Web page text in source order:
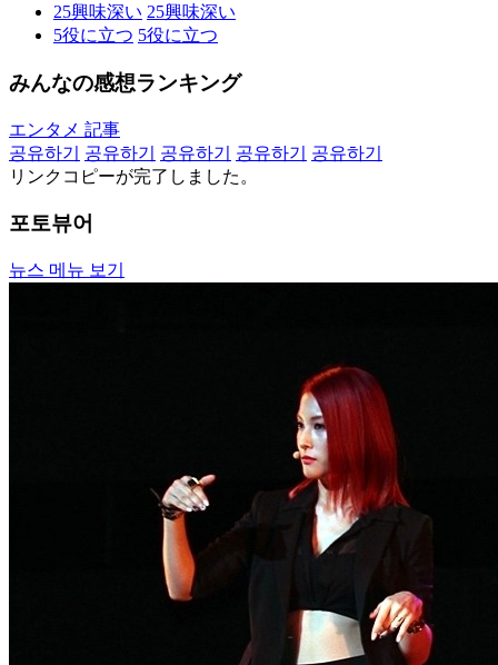
25興味深い 25興味深い
5役に立つ 5役に立つ
みんなの感想ランキング
エンタメ 記事
공유하기
공유하기 공유하기 공유하기
공유하기
リンクコピーが完了しました。
포토뷰어
뉴스 메뉴 보기